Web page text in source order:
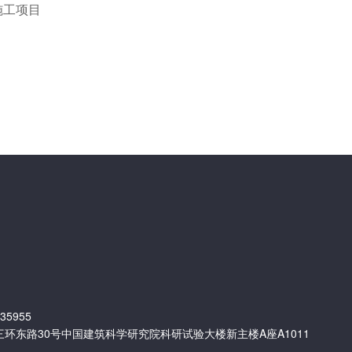
项目
东路30号中国建筑科学研究院科研试验大楼新主楼A座A1011